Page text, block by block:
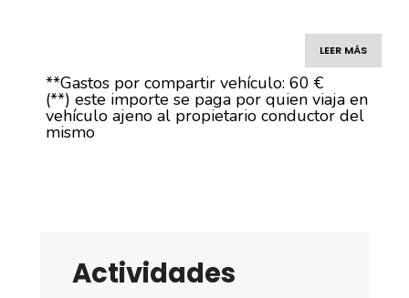
LEER MÁS
**Gastos por compartir vehículo: 60 €
(**) este importe se paga por quien viaja en
vehículo ajeno al propietario conductor del
mismo
Actividades